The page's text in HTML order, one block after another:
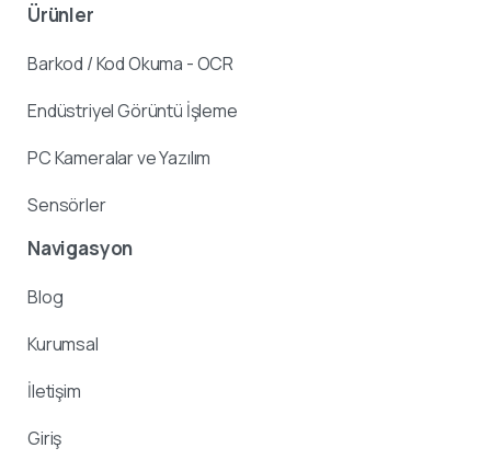
Ürünler
Barkod / Kod Okuma - OCR
Endüstriyel Görüntü İşleme
PC Kameralar ve Yazılım
Sensörler
Navigasyon
Blog
Kurumsal
İletişim
Giriş